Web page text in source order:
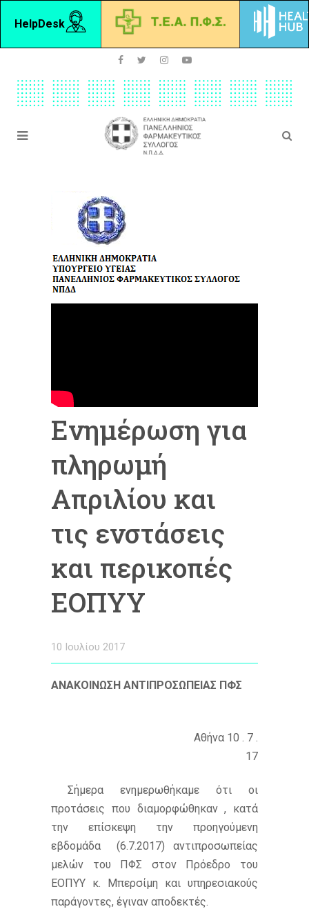
HelpDesk
Ενημέρωση για
πληρωμή
Απριλίου και
τις ενστάσεις
και περικοπές
ΕΟΠΥΥ
10 Ιουλίου 2017
ΑΝΑΚΟΙΝΩΣΗ ΑΝΤΙΠΡΟΣΩΠΕΙΑΣ ΠΦΣ
Αθήνα 10 . 7 .
17
Σήμερα ενημερωθήκαμε ότι οι
προτάσεις που διαμορφώθηκαν , κατά
την επίσκεψη την προηγούμενη
εβδομάδα (6.7.2017) αντιπροσωπείας
μελών του ΠΦΣ στον Πρόεδρο του
ΕΟΠΥΥ κ. Μπερσίμη και υπηρεσιακούς
παράγοντες, έγιναν αποδεκτές.